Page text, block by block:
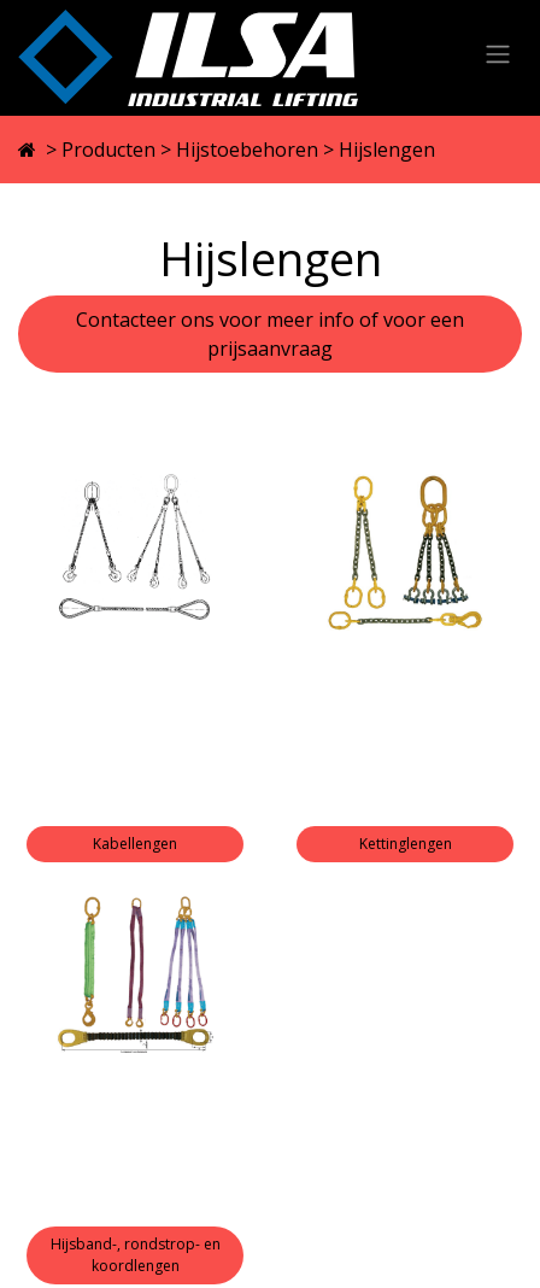
Overslaan naar inhoud
> Producten > Hijstoebehoren > Hijslengen
Hijslengen
Contacteer ons voor meer info of voor een
prijsaanvraag
Kabellengen Kettinglengen
Hijsband-, rondstrop- en
koordlengen